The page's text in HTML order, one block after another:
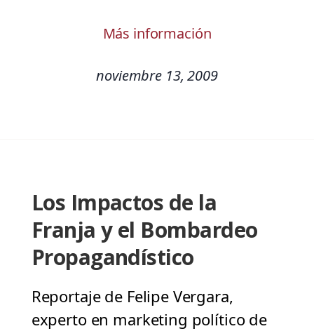
Más información
noviembre 13, 2009
Los Impactos de la
Franja y el Bombardeo
Propagandístico
Reportaje de Felipe Vergara,
experto en marketing político de